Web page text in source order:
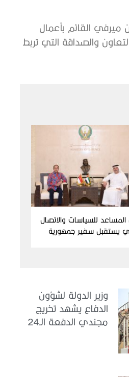
ميرفي القائم بأعمال
والصداقة التي تربط
المساعد للسياسات والاتصال
يستقبل سفير جمهورية
وزير الدولة لشؤون
الدفاع يشهد تخريج
مجندي الدفعة الـ24